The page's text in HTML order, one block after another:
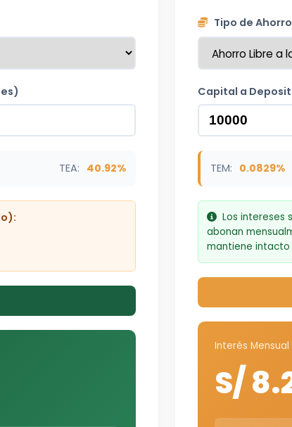
TEA: 40.92%
Tipo de Ahorro
Capital a
TEM: 0.0829%
Los intereses
abonan
mantiene
Interés
S/